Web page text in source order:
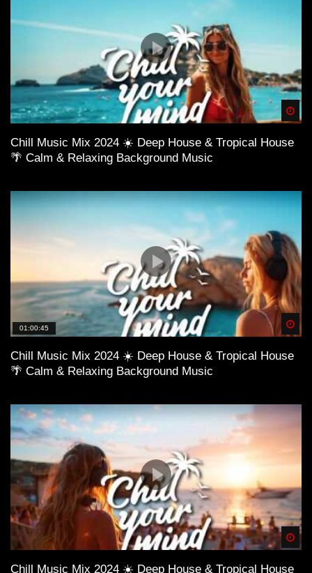
Chill Music Mix 2024 ☀️ Deep House & Tropical House
🌴 Calm & Relaxing Background Music
01:00:45
Chill Music Mix 2024 ☀️ Deep House & Tropical House
🌴 Calm & Relaxing Background Music
Chill Music Mix 2024 ☀️ Deep House & Tropical House